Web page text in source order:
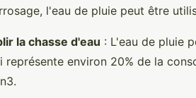
l'eau de pluie peut être
la chasse d'eau : L'eau de pluie
représente environ 20% de la